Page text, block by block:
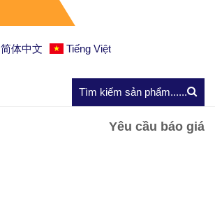
简体中文 Tiếng Việt
Yêu cầu báo giá